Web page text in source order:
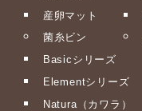
産卵マット
菌糸ビン
Basicシリーズ
Elementシリーズ
Natura（カワラ）